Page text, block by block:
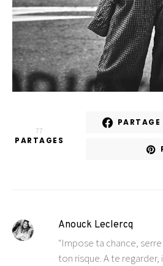
77
PARTAGES
PARTAGE
Anouck Leclercq
"Impose ta chance,
ton risque. A te